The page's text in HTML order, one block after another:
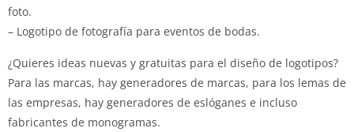
foto.
– Logotipo de fotografía para eventos de bodas.
¿Quieres ideas nuevas y gratuitas para el diseño de logotipos?
Para las marcas, hay generadores de marcas, para los lemas de
las empresas, hay generadores de eslóganes e incluso
fabricantes de monogramas.